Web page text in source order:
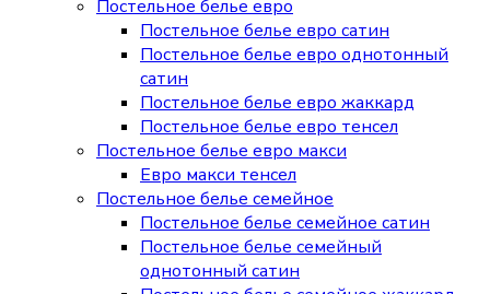
Постельное белье евро
Постельное белье евро сатин
Постельное белье евро однотонный
сатин
Постельное белье евро жаккард
Постельное белье евро тенсел
Постельное белье евро макси
Евро макси тенсел
Постельное белье семейное
Постельное белье семейное сатин
Постельное белье семейный
однотонный сатин